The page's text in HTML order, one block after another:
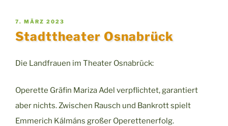
VERÖFFENTLICHT
AM
7. MÄRZ 2023
Stadttheater Osnabrück
Die Landfrauen im Theater Osnabrück:
Operette Gräfin Mariza Adel verpflichtet, garantiert
aber nichts. Zwischen Rausch und Bankrott spielt
Emmerich Kálmáns großer Operettenerfolg.